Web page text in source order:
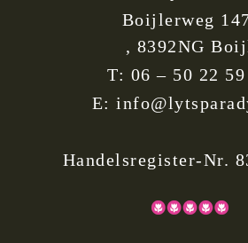
Boijlerweg
, 8392NG
T: 06 – 50 22 59
E:
Handelsregister-Nr.